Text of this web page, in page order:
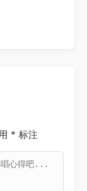
* 标注